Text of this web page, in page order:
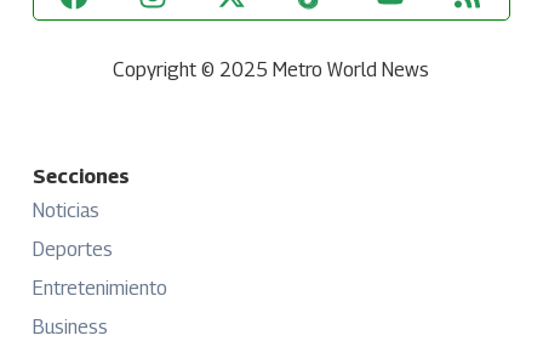
Copyright © 2025 Metro World News
Secciones
Noticias
Deportes
Entretenimiento
Business